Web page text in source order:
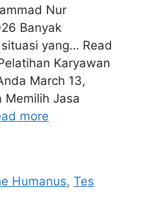
Nur
Banyak
yang… Read
Karyawan
March 13,
Memilih Jasa
more
Humanus,Tes